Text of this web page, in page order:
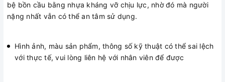
bệ bồn cầu bằng nhựa kháng vỡ chịu lực, nhờ đó mà người
nặng nhất vẫn có thể an tâm sử dụng.
Hình ảnh, màu sản phẩm, thông số kỹ thuật có thể sai lệch
với thực tế, vui lòng liên hệ với nhân viên để được